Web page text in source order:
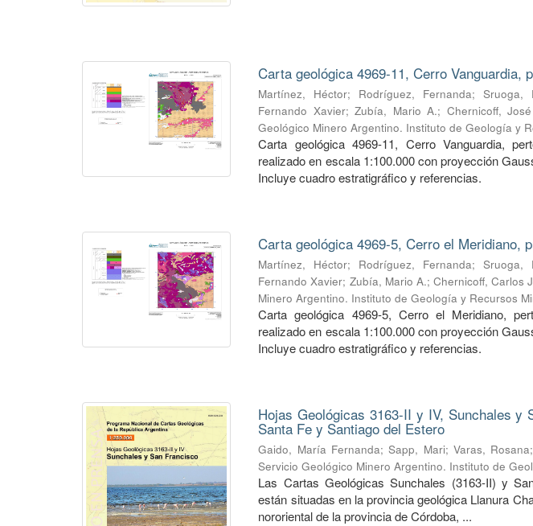
Carta geológica 4969-11, Cerro Vanguardia,
Martínez, Héctor; Rodríguez, Fernanda;Sruoga,
Fernando Xavier;Zubía, Mario A.; Chernicoff,
Geológico Minero Argentino. Instituto de Geología y
Carta geológica 4969-11, Cerro Vanguardia,
realizado en escala 1:100.000 con proyección
Incluye cuadro estratigráfico y referencias.
Carta geológica 4969-5, Cerro el Meridiano,
Martínez, Héctor; Rodríguez, Fernanda;Sruoga,
Fernando Xavier; Zubía, Mario A.; Chernicoff, Carlos
Minero Argentino. Instituto de Geología y Recursos
Carta geológica 4969-5, Cerro el Meridiano,
realizado en escala 1:100.000 con proyección
Incluye cuadro estratigráfico y referencias.
Hojas Geológicas 3163-II y IV, Sunchales y
Santa Fe y Santiago del Estero
Gaido, María Fernanda;Sapp, Mari; Varas, Rosana;
Servicio Geológico Minero Argentino. Instituto de
Las Cartas Geológicas Sunchales (3163-II) y
están situadas en la provincia geológica Llanura
nororiental de la provincia de Córdoba, ...